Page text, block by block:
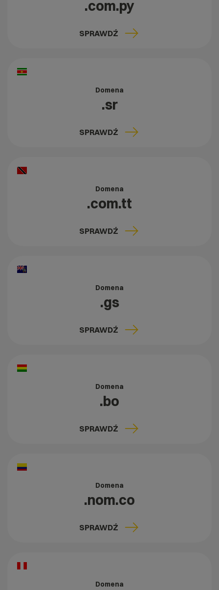
.com.py
SPRAWDŹ
Domena
.sr
SPRAWDŹ
Domena
.com.tt
SPRAWDŹ
Domena
.gs
SPRAWDŹ
Domena
.bo
SPRAWDŹ
Domena
.nom.co
SPRAWDŹ
Domena